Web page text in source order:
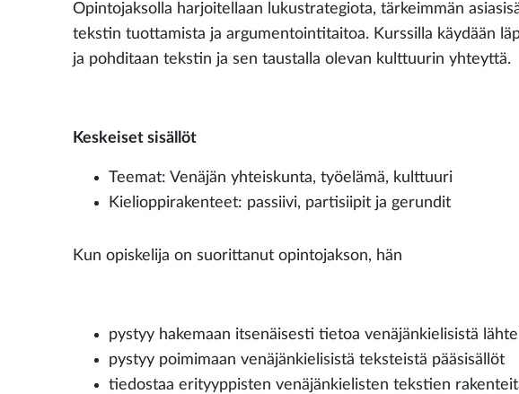
Opintojaksolla harjoitellaan lukustrategiota, tärkeimmän
tekstin tuottamista ja argumentointitaitoa. Kurssilla käydään
ja pohditaan tekstin ja sen taustalla olevan kulttuurin yhteyttä.
Keskeiset sisällöt
Teemat: Venäjän yhteiskunta, työelämä, kulttuuri
Kielioppirakenteet: passiivi, partisiipit ja gerundit
Kun opiskelija on suorittanut opintojakson, hän
pystyy hakemaan itsenäisesti tietoa venäjänkielisistä
pystyy poimimaan venäjänkielisistä teksteistä pääsisällöt
tiedostaa erityyppisten venäjänkielisten tekstien